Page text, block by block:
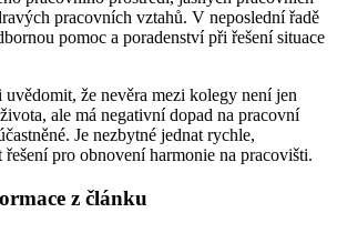
pracovních vztahů. V neposlední řadě
pomoc a poradenství při řešení situace
uvědomit, že nevěra mezi kolegy není jen
ale má negativní dopad na pracovní
Je nezbytné jednat rychle,
řešení pro obnovení harmonie na pracovišti.
z článku